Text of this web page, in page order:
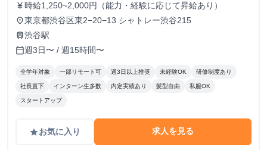
currency_yen 時給1,250~2,000円（能力・経験に応じて昇給あり）
place東京都渋谷区東2−20−13 シャトレー渋谷215
train渋谷駅
calendar_today週3日〜 / 週15時間〜
全学年対象 一部リモート可 週3日以上推奨 未経験OK 研修制度あり
社長直下 インターン生多数 内定実績あり 髪型自由 私服OK
スタートアップ
gradeお気に入り 求人を見る